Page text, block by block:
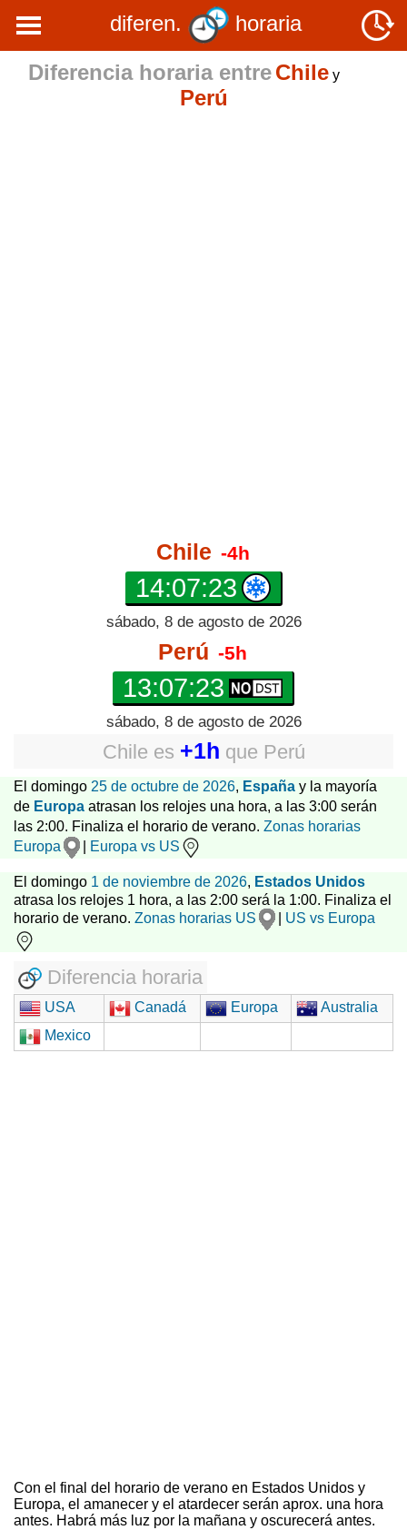
diferen.
horaria
Diferencia horaria entre Chiley
Perú
Chile -4h
14:07:23
sábado, 8 de agosto de 2026
Perú -5h
13:07:23
sábado, 8 de agosto de 2026
Chile es +1h que Perú
El domingo 25 de octubre de 2026, España y la mayoría
de Europa atrasan los relojes una hora, a las 3:00 serán
las 2:00. Finaliza el horario de verano. Zonas horarias
Europa
Europa vs US
El domingo 1 de noviembre de 2026, Estados Unidos
atrasa los relojes 1 hora, a las 2:00 será la 1:00. Finaliza el
horario de verano. Zonas horarias US US vs Europa
Diferencia horaria
USA Canadá Europa
Australia
Mexico
Con el final del horario de verano en Estados Unidos y
Europa, el amanecer y el atardecer serán aprox. una hora
antes. Habrá más luz por la mañana y oscurecerá antes.